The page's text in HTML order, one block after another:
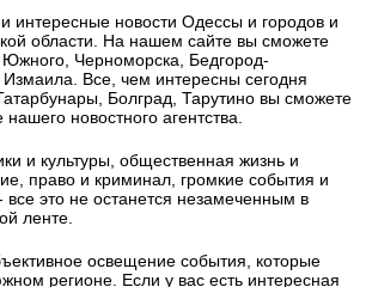
интересные новости Одессы и городов и
области. На нашем сайте вы сможете
Южного, Черноморска, Бедгород-
Измаила. Все, чем интересны сегодня
Болград, Тарутино вы сможете
нашего новостного агентства.
и культуры, общественная жизнь и
право и криминал, громкие события и
все это не останется незамеченным в
ленте.
освещение события, которые
регионе. Если у вас есть интересная